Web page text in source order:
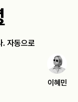
. 자동으로
이혜민